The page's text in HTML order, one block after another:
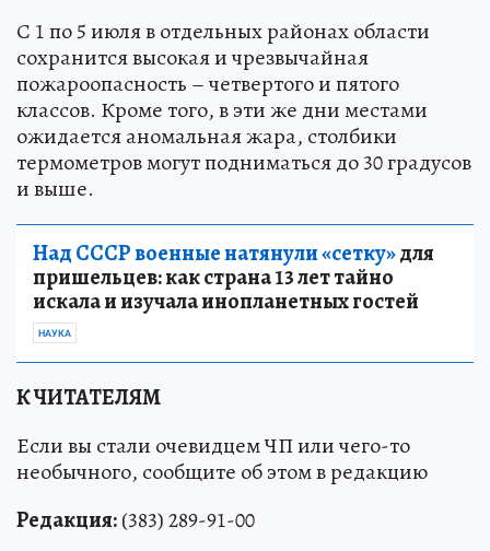
С 1 по 5 июля в отдельных районах области
сохранится высокая и чрезвычайная
пожароопасность – четвертого и пятого
классов. Кроме того, в эти же дни местами
ожидается аномальная жара, столбики
термометров могут подниматься до 30 градусов
и выше.
Над СССР военные натянули «сетку»для
пришельцев: как страна 13 лет тайно
искала и изучала инопланетных гостей
НАУКА
К ЧИТАТЕЛЯМ
Если вы стали очевидцем ЧП или чего-то
необычного, сообщите об этом в редакцию
Редакция:(383) 289-91-00